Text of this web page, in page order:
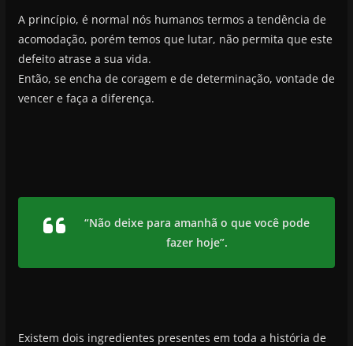
A princípio, é normal nós humanos termos a tendência de
acomodação, porém temos que lutar, não permita que este
defeito atrase a sua vida.
Então, se encha de coragem e de determinação, vontade de
vencer e faça a diferença.
“Não deixe para amanhã o que você pode
fazer hoje”.
Existem dois ingredientes presentes em toda a história de